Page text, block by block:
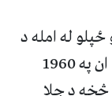
له امله د
ختیځ پاکستان د اپوزیسیون ځینو برخو ان په 1960